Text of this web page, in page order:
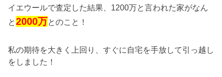
イエウールで査定した結果、1200万と言われた家がなん
と2000万とのこと！
私の期待を大きく上回り、すぐに自宅を手放して引っ越し
をしました！